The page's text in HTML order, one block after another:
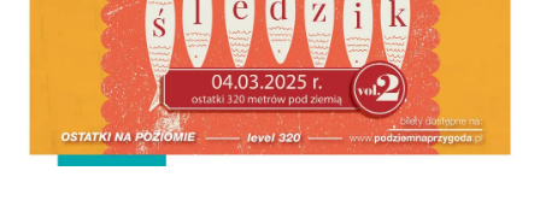
CO, GDZIE, KIEDY W KATOWICACH 3-
9.08.2026
Katowice
2026-08-03
15.05 km